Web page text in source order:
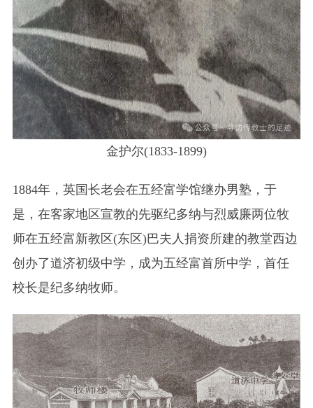
金护尔(1833-1899)
1884年，英国长老会在五经富学馆继办男塾，于
是，在客家地区宣教的先驱纪多纳与烈威廉两位牧
师在五经富新教区(东区)巴夫人捐资所建的教堂西边
创办了道济初级中学，成为五经富首所中学，首任
校长是纪多纳牧师。